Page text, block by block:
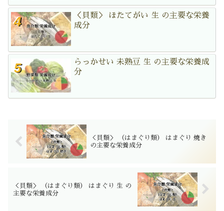
＜貝類＞ ほたてがい 生 の主要な栄養
成分
らっかせい 未熟豆 生 の主要な栄養成
分
＜貝類＞ （はまぐり類） はまぐり 焼き
の主要な栄養成分
＜貝類＞ （はまぐり類） はまぐり 生 の
主要な栄養成分